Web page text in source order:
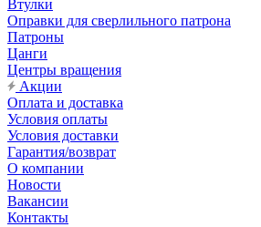
Втулки
Оправки для сверлильного патрона
Патроны
Цанги
Центры вращения
Акции
Оплата и доставка
Условия оплаты
Условия доставки
Гарантия/возврат
О компании
Новости
Вакансии
Контакты